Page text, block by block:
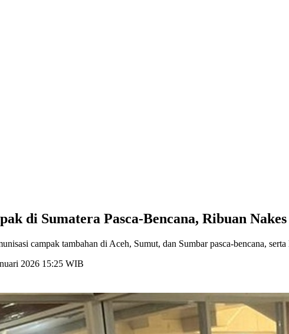
di Sumatera Pasca-Bencana, Ribuan
campak tambahan di Aceh, Sumut, dan Sumbar pasca-bencana,
2026 15:25 WIB